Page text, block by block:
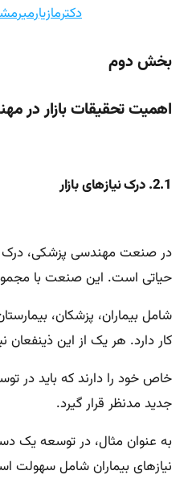
بخش دوم
اهمیت تحقیقات بازار در
2.1. درک نیازهای بازار
در صنعت مهندسی پزشکی، درک
حیاتی است. این صنعت با
شامل بیماران، پزشکان،
کار دارد. هر یک از این ذینفعان
خاص خود را دارند که باید در
جدید مدنظر قرار گیرد.
به عنوان مثال، در توسعه یک
نیازهای بیماران شامل سهولت